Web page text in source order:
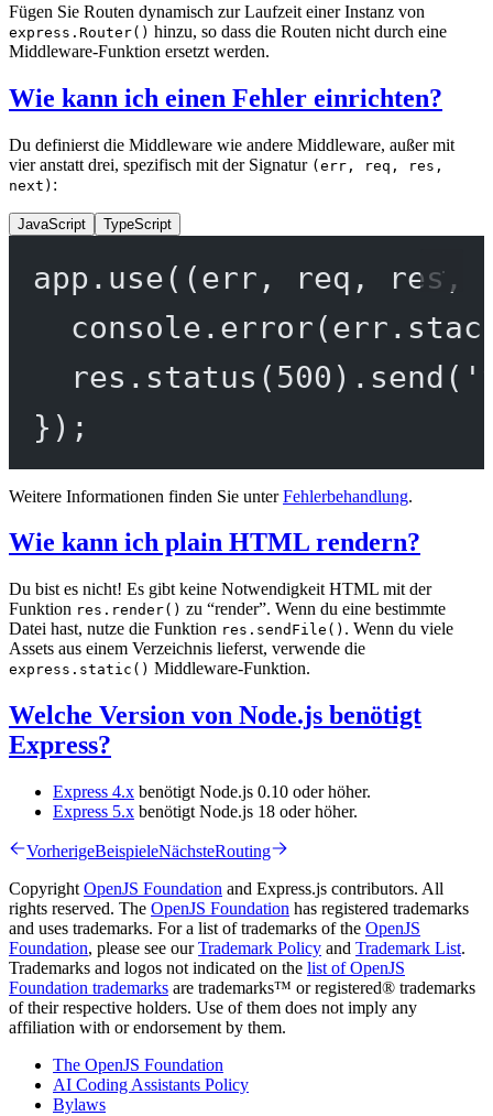
Fügen Sie Routen dynamisch zur Laufzeit einer Instanz von
express.Router() hinzu, so dass die Routen nicht durch eine
Middleware-Funktion ersetzt werden.
Wie kann ich einen Fehler einrichten?
Du definierst die Middleware wie andere Middleware, außer mit
vier anstatt drei, spezifisch mit der Signatur (err, req, res,
next) :
JavaScript TypeScript
app. use((err , req , res,
console. error
res. status ( 500 ). send (
});
Weitere Informationen finden Sie unterFehlerbehandlung.
Wie kann ich plain HTML rendern?
Du bist es nicht! Es gibt keine Notwendigkeit HTML mit der
Funktion res.render() zu “render”. Wenn du eine bestimmte
Datei hast, nutze die Funktion res.sendFile() . Wenn du viele
Assets aus einem Verzeichnis lieferst, verwende die
express.static() Middleware-Funktion.
Welche Version von Node.js benötigt
Express?
Express 4.x benötigt Node.js 0.10 oder höher.
Express 5.x benötigt Node.js 18 oder höher.
VorherigeBeispieleNächsteRouting
Copyright OpenJS Foundation and Express.js contributors. All
rights reserved. The OpenJS Foundation has registered trademarks
and uses trademarks. For a list of trademarks of the OpenJS
Foundation, please see ourTrademark Policy and Trademark List.
Trademarks and logos not indicated on the list of OpenJS
Foundation trademarks are trademarks™ or registered® trademarks
of their respective holders. Use of them does not imply any
affiliation with or endorsement by them.
The OpenJS Foundation
AI Coding Assistants Policy
Bylaws